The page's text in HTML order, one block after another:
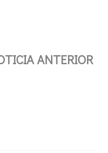
ANTERIOR